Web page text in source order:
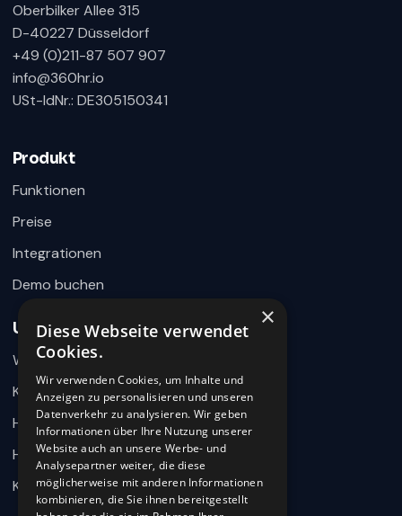
Oberbilker Allee 315
D-40227 Düsseldorf
+49 (0)211-87 507 907
info@360hr.io
USt-IdNr.: DE305150341
Produkt
Funktionen
Preise
Integrationen
Demo buchen
Unternehmen
Warum 360HR
Kontakt
Hilfecenter
HR-Wissen
Karriere
360HR Chat
Wie können wir helfen?
hier im Chat zurück.
×
Diese Webseite verwendet
Cookies.
Wir verwenden Cookies, um Inhalte und
Anzeigen zu personalisieren und unseren
Datenverkehr zu analysieren. Wir geben
Informationen über Ihre Nutzung unserer
Website auch an unsere Werbe- und
Analysepartner weiter, die diese
möglicherweise mit anderen Informationen
kombinieren, die Sie ihnen bereitgestellt